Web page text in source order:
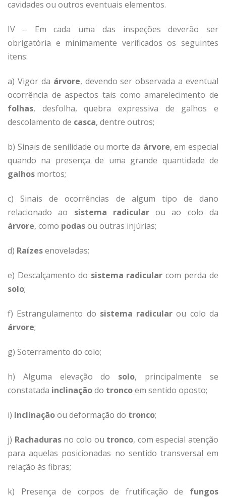
cavidades ou outros eventuais elementos.
IV – Em cada uma das inspeções deverão ser
obrigatória e minimamente verificados os seguintes
itens:
a) Vigor da árvore, devendo ser observada a eventual
ocorrência de aspectos tais como amarelecimento de
folhas, desfolha, quebra expressiva de galhos e
descolamento de casca, dentre outros;
b) Sinais de senilidade ou morte da árvore, em especial
quando na presença de uma grande quantidade de
galhos mortos;
c) Sinais de ocorrências de algum tipo de dano
relacionado ao sistema radicularou ao colo da
árvore, como podasou outras injúrias;
d) Raízesenoveladas;
e) Descalçamento do sistema radicular com perda de
solo;
f) Estrangulamento do sistema radicular ou colo da
árvore;
g) Soterramento do colo;
h) Alguma elevação do solo, principalmente se
constatada inclinaçãodo troncoem sentido oposto;
i) Inclinaçãoou deformação do tronco;
j) Rachadurasno colo ou tronco, com especial atenção
para aquelas posicionadas no sentido transversal em
relação às fibras;
k) Presença de corpos de frutificação de fungos